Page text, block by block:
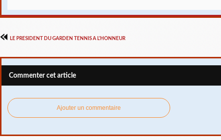
LE PRESIDENT DU GARDEN TENNIS A L'HONNEUR
Commenter cet article
Ajouter un commentaire